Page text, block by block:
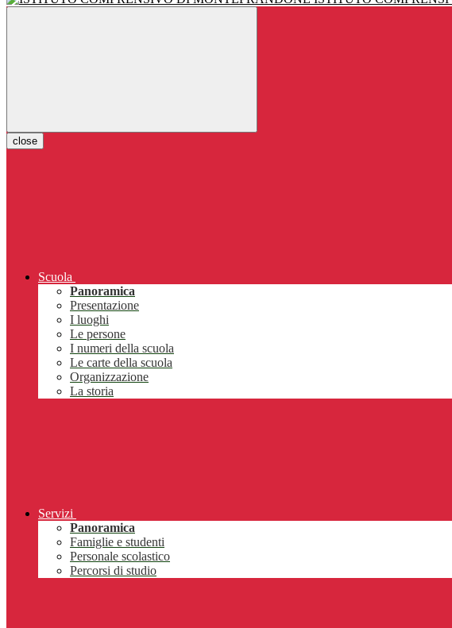
close
Scuola
Panoramica
Presentazione
I luoghi
Le persone
I numeri della scuola
Le carte della scuola
Organizzazione
La storia
Servizi
Panoramica
Famiglie e studenti
Personale scolastico
Percorsi di studio